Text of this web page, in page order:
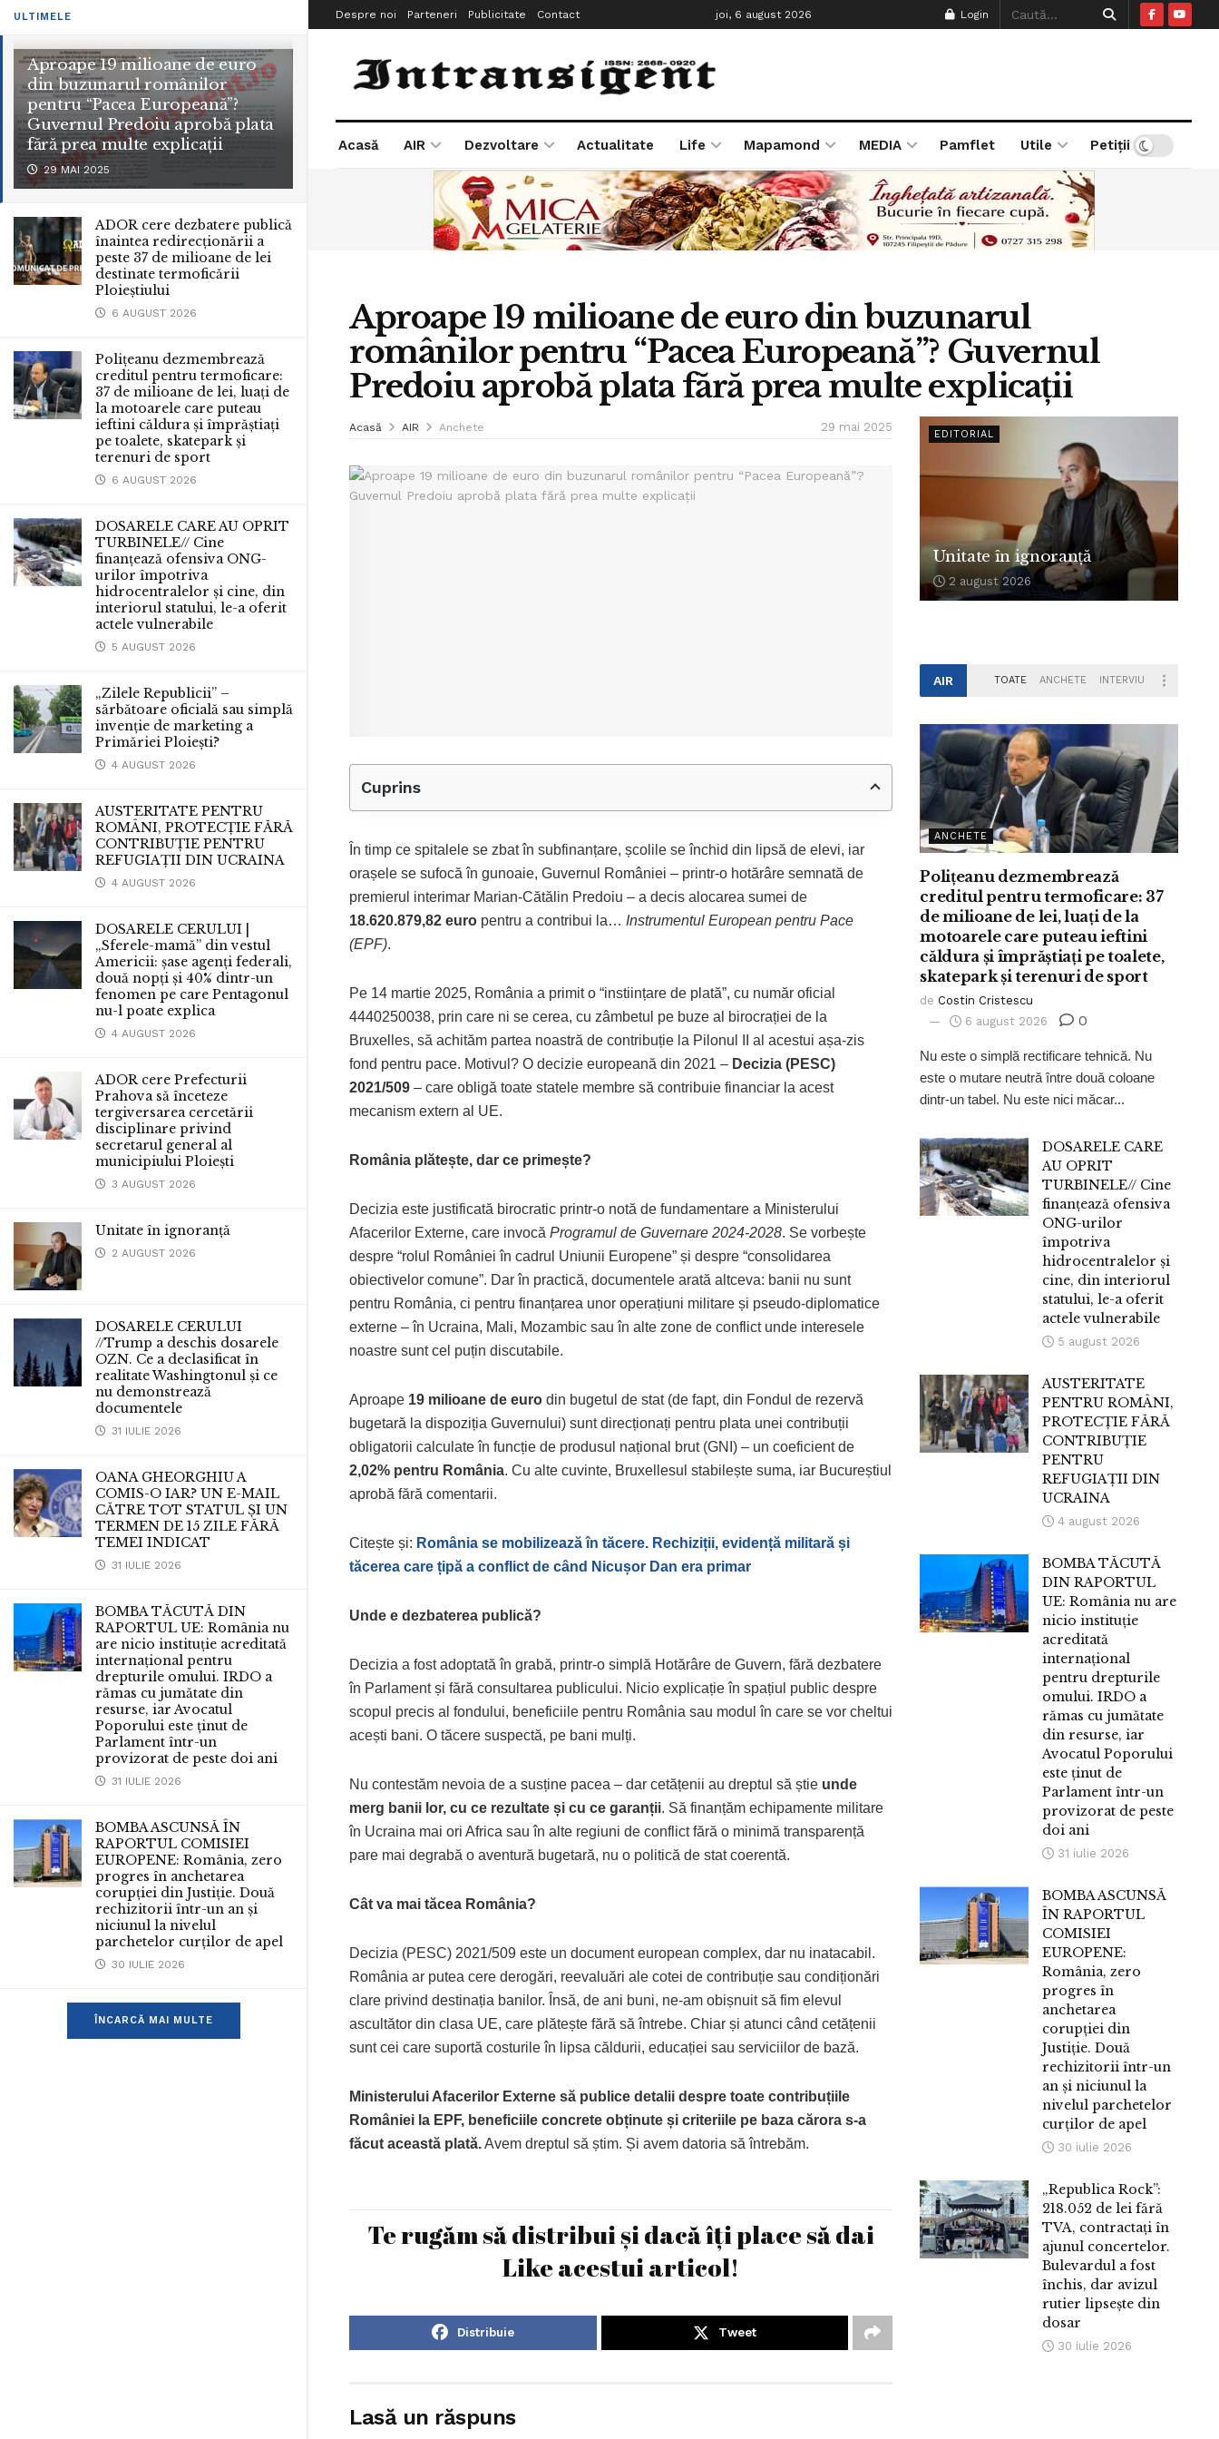
ULTIMELE
Aproape 19 milioane de euro
din buzunarul românilor
pentru “Pacea Europeană”?
Guvernul Predoiu aprobă plata
fără prea multe explicații
29 MAI 2025
ADOR cere dezbatere publică
înaintea redirecționării a
peste 37 de milioane de lei
destinate termoficării
Ploieștiului
6 AUGUST 2026
Polițeanu dezmembrează
creditul pentru termoficare:
37 de milioane de lei, luați de
la motoarele care puteau
ieftini căldura și împrăștiați
pe toalete, skatepark și
terenuri de sport
6 AUGUST 2026
DOSARELE CARE AU OPRIT
TURBINELE// Cine
finanțează ofensiva ONG-
urilor împotriva
hidrocentralelor și cine, din
interiorul statului, le-a oferit
actele vulnerabile
5 AUGUST 2026
„Zilele Republicii” –
sărbătoare oficială sau simplă
invenție de marketing a
Primăriei Ploiești?
4 AUGUST 2026
AUSTERITATE PENTRU
ROMÂNI, PROTECȚIE FĂRĂ
CONTRIBUȚIE PENTRU
REFUGIAȚII DIN UCRAINA
4 AUGUST 2026
DOSARELE CERULUI |
„Sferele-mamă” din vestul
Americii: șase agenți federali,
două nopți și 40% dintr-un
fenomen pe care Pentagonul
nu-l poate explica
4 AUGUST 2026
ADOR cere Prefecturii
Prahova să înceteze
tergiversarea cercetării
disciplinare privind
secretarul general al
municipiului Ploiești
3 AUGUST 2026
Unitate în ignoranță
2 AUGUST 2026
DOSARELE CERULUI
//Trump a deschis dosarele
OZN. Ce a declasificat în
realitate Washingtonul și ce
nu demonstrează
documentele
31 IULIE 2026
OANA GHEORGHIU A
COMIS-O IAR? UN E-MAIL
CĂTRE TOT STATUL ȘI UN
TERMEN DE 15 ZILE FĂRĂ
TEMEI INDICAT
31 IULIE 2026
BOMBA TĂCUTĂ DIN
RAPORTUL UE: România nu
are nicio instituție acreditată
internațional pentru
drepturile omului. IRDO a
rămas cu jumătate din
resurse, iar Avocatul
Poporului este ținut de
Parlament într-un
provizorat de peste doi ani
31 IULIE 2026
BOMBA ASCUNSĂ ÎN
RAPORTUL COMISIEI
EUROPENE: România, zero
progres în anchetarea
corupției din Justiție. Două
rechizitorii într-un an și
niciunul la nivelul
parchetelor curților de apel
30 IULIE 2026
ÎNCARCĂ MAI MULTE
Despre noi Parteneri Publicitate Contact joi, 6 august 2026 Login
Acasă AIR Dezvoltare Actualitate Life Mapamond MEDIA Pamflet Utile Petiții
Aproape 19 milioane de euro din buzunarul
românilor pentru “Pacea Europeană”? Guvernul
Predoiu aprobă plata fără prea multe explicații
Acasă AIR Anchete 29 mai 2025
Cuprins
În timp ce spitalele se zbat în subfinanțare, școlile se închid din lipsă de elevi, iar
orașele se sufocă în gunoaie, Guvernul României – printr-o hotărâre semnată de
premierul interimar Marian-Cătălin Predoiu – a decis alocarea sumei de
18.620.879,82 euro pentru a contribui la… Instrumentul European pentru Pace
(EPF).
Pe 14 martie 2025, România a primit o “instiințare de plată”, cu număr oficial
4440250038, prin care ni se cerea, cu zâmbetul pe buze al birocrației de la
Bruxelles, să achităm partea noastră de contribuție la Pilonul II al acestui așa-zis
fond pentru pace. Motivul? O decizie europeană din 2021 – Decizia (PESC)
2021/509 – care obligă toate statele membre să contribuie financiar la acest
mecanism extern al UE.
România plătește, dar ce primește?
Decizia este justificată birocratic printr-o notă de fundamentare a Ministerului
Afacerilor Externe, care invocă Programul de Guvernare 2024-2028. Se vorbește
despre “rolul României în cadrul Uniunii Europene” și despre “consolidarea
obiectivelor comune”. Dar în practică, documentele arată altceva: banii nu sunt
pentru România, ci pentru finanțarea unor operațiuni militare și pseudo-diplomatice
externe – în Ucraina, Mali, Mozambic sau în alte zone de conflict unde interesele
noastre sunt cel puțin discutabile.
Aproape 19 milioane de euro din bugetul de stat (de fapt, din Fondul de rezervă
bugetară la dispoziția Guvernului) sunt direcționați pentru plata unei contribuții
obligatorii calculate în funcție de produsul național brut (GNI) – un coeficient de
2,02% pentru România. Cu alte cuvinte, Bruxellesul stabilește suma, iar Bucureștiul
aprobă fără comentarii.
Citește și: România se mobilizează în tăcere. Rechiziții, evidență militară și
tăcerea care țipă a conflict de când Nicușor Dan era primar
Unde e dezbaterea publică?
Decizia a fost adoptată în grabă, printr-o simplă Hotărâre de Guvern, fără dezbatere
în Parlament și fără consultarea publicului. Nicio explicație în spațiul public despre
scopul precis al fondului, beneficiile pentru România sau modul în care se vor cheltui
acești bani. O tăcere suspectă, pe bani mulți.
Nu contestăm nevoia de a susține pacea – dar cetățenii au dreptul să știe unde
merg banii lor, cu ce rezultate și cu ce garanții. Să finanțăm echipamente militare
în Ucraina mai ori Africa sau în alte regiuni de conflict fără o minimă transparență
pare mai degrabă o aventură bugetară, nu o politică de stat coerentă.
Cât va mai tăcea România?
Decizia (PESC) 2021/509 este un document european complex, dar nu inatacabil.
România ar putea cere derogări, reevaluări ale cotei de contribuție sau condiționări
clare privind destinația banilor. Însă, de ani buni, ne-am obișnuit să fim elevul
ascultător din clasa UE, care plătește fără să întrebe. Chiar și atunci când cetățenii
sunt cei care suportă costurile în lipsa căldurii, educației sau serviciilor de bază.
Ministerului Afacerilor Externe să publice detalii despre toate contribuțiile
României la EPF, beneficiile concrete obținute și criteriile pe baza cărora s-a
făcut această plată.Avem dreptul să știm. Și avem datoria să întrebăm.
Te rugăm să distribui și dacă îți place să dai
Like acestui articol!
Distribuie Tweet
Lasă un răspuns
EDITORIAL
Unitate în ignoranță
2 august 2026
AIR TOATE ANCHETE INTERVIU
ANCHETE
Polițeanu dezmembrează
creditul pentru termoficare: 37
de milioane de lei, luați de la
motoarele care puteau ieftini
căldura și împrăștiați pe toalete,
skatepark și terenuri de sport
de Costin Cristescu
6 august 2026
0
Nu este o simplă rectificare tehnică. Nu
este o mutare neutră între două coloane
dintr-un tabel. Nu este nici măcar...
DOSARELE CARE
AU OPRIT
TURBINELE// Cine
finanțează ofensiva
ONG-urilor
împotriva
hidrocentralelor și
cine, din interiorul
statului, le-a oferit
actele vulnerabile
5 august 2026
AUSTERITATE
PENTRU ROMÂNI,
PROTECȚIE FĂRĂ
CONTRIBUȚIE
PENTRU
REFUGIAȚII DIN
UCRAINA
4 august 2026
BOMBA TĂCUTĂ
DIN RAPORTUL
UE: România nu are
nicio instituție
acreditată
internațional
pentru drepturile
omului. IRDO a
rămas cu jumătate
din resurse, iar
Avocatul Poporului
este ținut de
Parlament într-un
provizorat de peste
doi ani
31 iulie 2026
BOMBA ASCUNSĂ
ÎN RAPORTUL
COMISIEI
EUROPENE:
România, zero
progres în
anchetarea
corupției din
Justiție. Două
rechizitorii într-un
an și niciunul la
nivelul parchetelor
curților de apel
30 iulie 2026
„Republica Rock”:
218.052 de lei fără
TVA, contractați în
ajunul concertelor.
Bulevardul a fost
închis, dar avizul
rutier lipsește din
dosar
30 iulie 2026